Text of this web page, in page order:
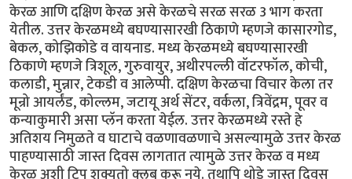
केरळ आणि दक्षिण केरळ असे केरळचे सरळ सरळ 3 भाग करता
येतील. उत्तर केरळमध्ये बघण्यासारखी ठिकाणे म्हणजे कासारगोड,
बेकल, कोझिकोडे व वायनाड. मध्य केरळमध्ये बघण्यासारखी
ठिकाणे म्हणजे त्रिशूल, गुरुवायुर, अथीरपल्ली वॉटरफॉल, कोची,
कलाडी, मुन्नार, टेकडी व आलेप्पी. दक्षिण केरळचा विचार केला तर
मून्रो आयर्लंड, कोल्लम, जटायू अर्थ सेंटर, वर्कला, त्रिवेंद्रम, पूवर व
कन्याकुमारी असा प्लॅन करता येईल. उत्तर केरळमध्ये रस्ते हे
अतिशय निमुळते व घाटाचे वळणावळणाचे असल्यामुळे उत्तर केरळ
पाहण्यासाठी जास्त दिवस लागतात त्यामुळे उत्तर केरळ व मध्य